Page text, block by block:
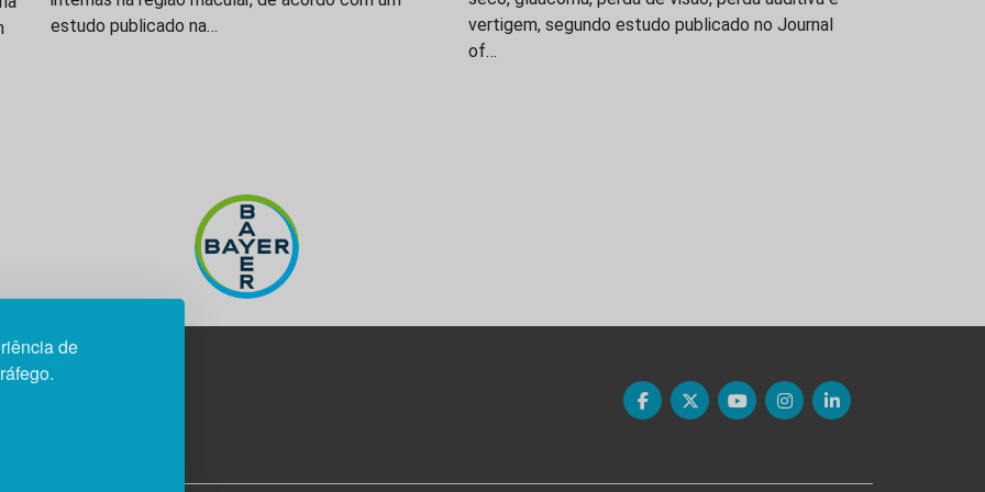
de
estudo publicado na…
vertigem, segundo estudo publicado no Journal
of…